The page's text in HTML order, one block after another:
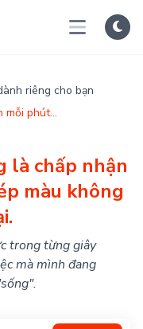
riêng cho bạn
mỗi phút...
là chấp nhận
màu không
trong từng giây
mà mình đang